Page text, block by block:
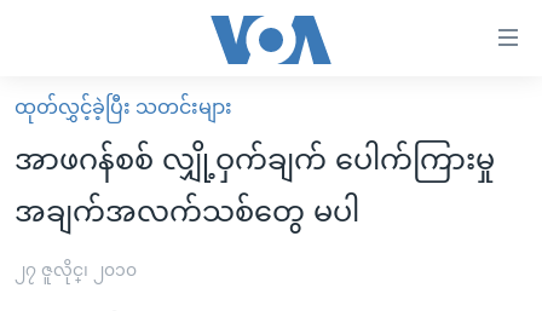
လွယ်ကူ
စေ
များ
မူလစာမျက်နှာ
မြန်မာ
ကမ္ဘာ့သတင်းများ
နိုင်ငံတကာ
ဗွီဒီယို
ထုတ်လွှင့်ခဲ့ပြီး သတင်းများ
အာဖဂန်စစ် လျှို့ဝှက်ချက် ပေါက်ကြားမှု
အချက်အလက်သစ်တွေ မပါ
၂၇ ဇူလိုင္၊ ၂၀၁၀